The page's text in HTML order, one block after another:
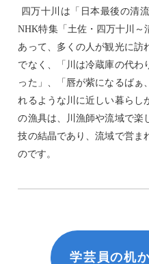
四万十川は「日本最後の清
NHK特集「土佐・四万十川～
あって、多くの人が観光に訪
でなく、「川は冷蔵庫の代わ
った」、「唇が紫になるばぁ
れるような川に近しい暮らし
の漁具は、川漁師や流域で楽
技の結晶であり、流域で営ま
のです。
学芸員の机